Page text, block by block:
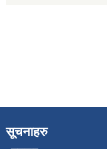
सूचनाहरु